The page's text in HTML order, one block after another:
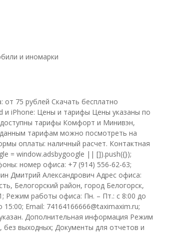
и иномарки
от 75 рублей Скачать бесплатно
и iPhone: Цены и тарифы Цены указаны по
тарифы Комфорт и Минивэн,
тарифам можно посмотреть на
оплаты: наличный расчет. Контактная
= window.adsbygoogle || []).push({});
номер офиса: +7 (914) 556-62-63;
Дмитрий Александрович Адрес офиса:
Белогорский район, город Белогорск,
Режим работы офиса: Пн. – Пт.: с 8:00 до
15:00; Email: 74164166666@taximaxim.ru;
Дополнительная информация Режим
без выходных; Документы для отчетов и